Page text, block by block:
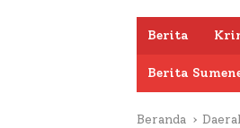
Berita
Berita
Beranda